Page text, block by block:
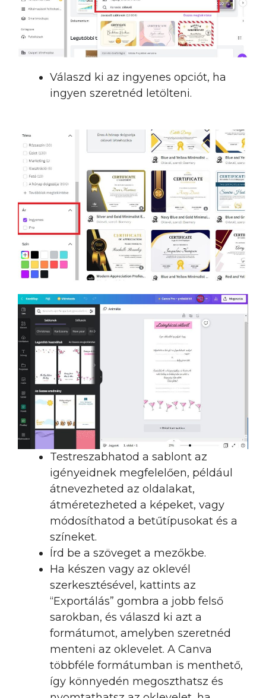
Válaszd ki az ingyenes opciót, ha
ingyen szeretnéd letölteni.
Testreszabhatod a sablont az
igényeidnek megfelelően, például
átnevezheted az oldalakat,
átméretezheted a képeket, vagy
módosíthatod a betűtípusokat és a
színeket.
Írd be a szöveget a mezőkbe.
Ha készen vagy az oklevél
szerkesztésével, kattints az
“Exportálás” gombra a jobb felső
sarokban, és válaszd ki azt a
formátumot, amelyben szeretnéd
menteni az oklevelet. A Canva
többféle formátumban is menthető,
így könnyedén megoszthatsz és